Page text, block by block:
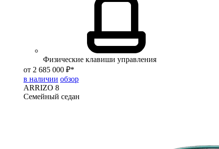
Физические клавиши управления
от 2 685 000 ₽*
в наличии обзор
ARRIZO 8
Семейный седан